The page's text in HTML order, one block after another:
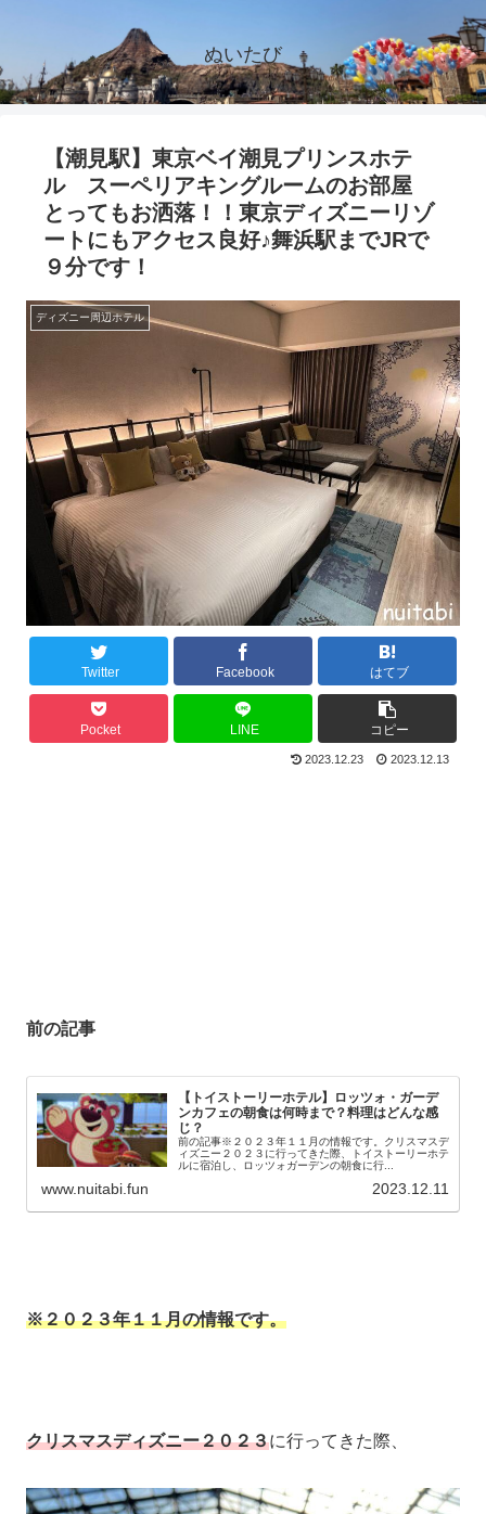
ぬいたび
【潮見駅】東京ベイ潮見プリンスホテ
ル スーペリアキングルームのお部屋
とってもお洒落！！東京ディズニーリゾ
ートにもアクセス良好♪舞浜駅までJRで
９分です！
ディズニー周辺ホテル
Twitter Facebook はてブ
Pocket LINE コピー
2023.12.23 2023.12.13
前の記事
【トイストーリーホテル】ロッツォ・ガーデ
ンカフェの朝食は何時まで？料理はどんな感
じ？
前の記事※２０２３年１１月の情報です。クリスマスデ
ィズニー２０２３に行ってきた際、トイストーリーホテ
ルに宿泊し、ロッツォガーデンの朝食に行...
www.nuitabi.fun 2023.12.11
※２０２３年１１月の情報です。
クリスマスディズニー２０２３に行ってきた際、